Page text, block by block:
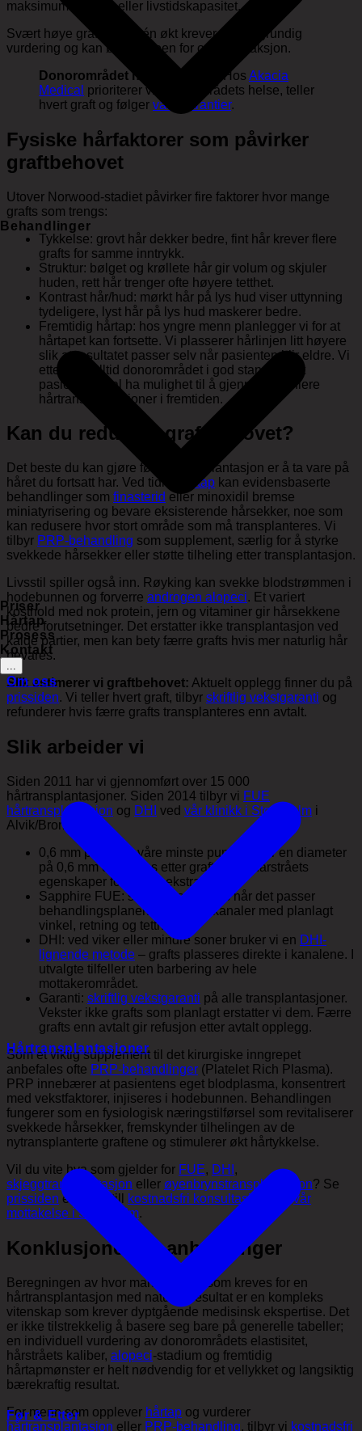
Behandlinger
Priser
Hårtap
Prosess
Kontakt
...
Om oss
Hårtransplantasjoner
Før & Etter
maksimumsgrense eller livstidskapasitet.
Svært høye graftantall i én økt krever særlig grundig
vurdering og kan øke risikoen for overekstraksjon.
Donorområdet har en grense.
Hos Akacia
Medical prioriterer vi donorområdets helse, teller
hvert graft og følger våre garantier.
Fysiske hårfaktorer som påvirker
graftbehovet
Utover Norwood-stadiet påvirker fire faktorer hvor mange
grafts som trengs:
Tykkelse: grovt hår dekker bedre, fint hår krever flere
grafts for samme inntrykk.
Struktur: bølget og krøllete hår gir volum og skjuler
huden, rett hår trenger ofte høyere tetthet.
Kontrast hår/hud: mørkt hår på lys hud viser uttynning
tydeligere, lyst hår på lys hud maskerer bedre.
Fremtidig hårtap: hos yngre menn planlegger vi for at
hårtapet kan fortsette. Vi plasserer hårlinjen litt høyere
slik at resultatet passer selv når pasienten blir eldre. Vi
etterlater alltid donorområdet i god stand slik at
pasienten skal ha mulighet til å gjennomføre flere
hårtransplantasjoner i fremtiden.
Kan du redusere graftbehovet?
Det beste du kan gjøre før en transplantasjon er å ta vare på
håret du fortsatt har. Ved tidlig
hårtap kan evidensbaserte
behandlinger som finasterid eller minoxidil bremse
miniatyrisering og bevare eksisterende hårsekker, noe som
kan redusere hvor stort område som må transplanteres. Vi
tilbyr PRP-behandling som supplement, særlig for å styrke
svekkede hårsekker eller støtte tilheling etter transplantasjon.
Livsstil spiller også inn. Røyking kan svekke blodstrømmen i
hodebunnen og forverre androgen alopeci. Et variert
kosthold med nok protein, jern og vitaminer gir hårsekkene
bedre forutsetninger. Det erstatter ikke transplantasjon ved
kalde partier, men kan bety færre grafts hvis mer naturlig hår
bevares.
Slik estimerer vi graftbehovet: Aktuelt opplegg finner du på
prissiden. Vi teller hvert graft, tilbyr skriftlig vekstgaranti og
refunderer hvis færre grafts transplanteres enn avtalt.
Slik arbeider vi
Siden 2011 har vi gjennomført over 15 000
hårtransplantasjoner. Siden 2014 tilbyr vi FUE
hårtransplantasjon og DHI ved vår klinikk i Stockholm i
Alvik/Bromma.
0,6 mm puncher: våre minste puncher har en diameter
på 0,6 mm og velges etter graftets og hårstråets
egenskaper for presis ekstraksjon.
Sapphire FUE: safirblader brukes når det passer
behandlingsplanen, for å lage kanaler med planlagt
vinkel, retning og tetthet.
DHI: ved viker eller mindre soner bruker vi en DHI-
lignende metode – grafts plasseres direkte i kanalene. I
utvalgte tilfeller uten barbering av hele
mottakerområdet.
Garanti: skriftlig vekstgaranti på alle transplantasjoner.
Vekster ikke grafts som planlagt erstatter vi dem. Færre
grafts enn avtalt gir refusjon etter avtalt opplegg.
Som et viktig supplement til det kirurgiske inngrepet
anbefales ofte PRP-behandlinger (Platelet Rich Plasma).
PRP innebærer at pasientens eget blodplasma, konsentrert
med vekstfaktorer, injiseres i hodebunnen. Behandlingen
fungerer som en fysiologisk næringstilførsel som revitaliserer
svekkede hårsekker, fremskynder tilhelingen av de
nytransplanterte graftene og stimulerer økt hårtykkelse.
Vil du vite hva som gjelder for FUE, DHI ,
skjeggtransplantasjon eller øyenbrynstransplantasjon? Se
prissiden eller bestill kostnadsfri konsultasjon
vår
mottakelse i Stockholm.
Konklusjoner og anbefalinger
Beregningen av hvor mange grafts som kreves for en
hårtransplantasjon med naturlig resultat er en kompleks
vitenskap som krever dyptgående medisinsk ekspertise. Det
er ikke tilstrekkelig å basere seg bare på generelle tabeller;
en individuell vurdering av donorområdets elastisitet,
hårstråets kaliber, alopeci-stadium og fremtidig
hårtapmønster er helt nødvendig for et vellykket og langsiktig
bærekraftig resultat.
For menn som opplever hårtap og vurderer
hårtransplantasjon eller PRP-behandling, tilbyr vi kostnadsfri